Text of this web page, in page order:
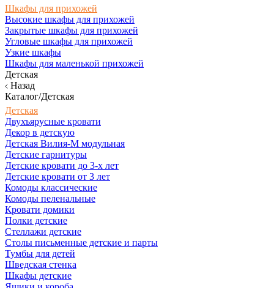
Шкафы для прихожей
Высокие шкафы для прихожей
Закрытые шкафы для прихожей
Угловые шкафы для прихожей
Узкие шкафы
Шкафы для маленькой прихожей
Детская
Назад
Каталог/Детская
Детская
Двухъярусные кровати
Декор в детскую
Детская Вилия-М модульная
Детские гарнитуры
Детские кровати до 3-х лет
Детские кровати от 3 лет
Комоды классические
Комоды пеленальные
Кровати домики
Полки детские
Стеллажи детские
Столы письменные детские и парты
Тумбы для детей
Шведская стенка
Шкафы детские